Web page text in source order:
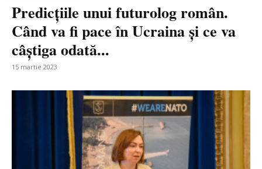
Predicțiile unui futurolog român.
Când va fi pace în Ucraina și ce va
câștiga odată...
15 martie 2023